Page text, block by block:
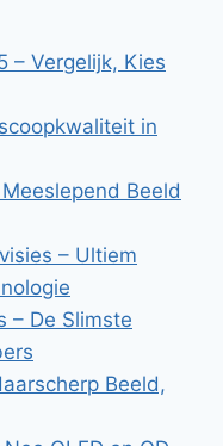
– Vergelijk, Kies
in
Beeld
– Ultiem
– De Slimste
Beeld,